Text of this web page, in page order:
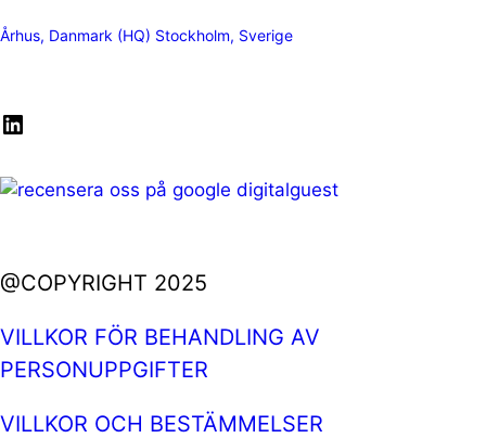
Århus, Danmark (HQ) Stockholm, Sverige
LinkedIn
@COPYRIGHT 2025
VILLKOR FÖR BEHANDLING AV
PERSONUPPGIFTER
VILLKOR OCH BESTÄMMELSER